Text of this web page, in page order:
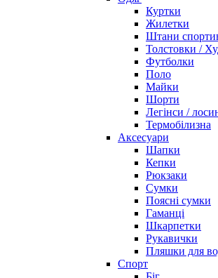
Куртки
Жилетки
Штани
Толстовки /
Футболки
Поло
Майки
Шорти
Легінси /
Термобілизна
Аксесуари
Шапки
Кепки
Рюкзаки
Сумки
Поясні сумки
Гаманці
Шкарпетки
Рукавички
Пляшки для
Спорт